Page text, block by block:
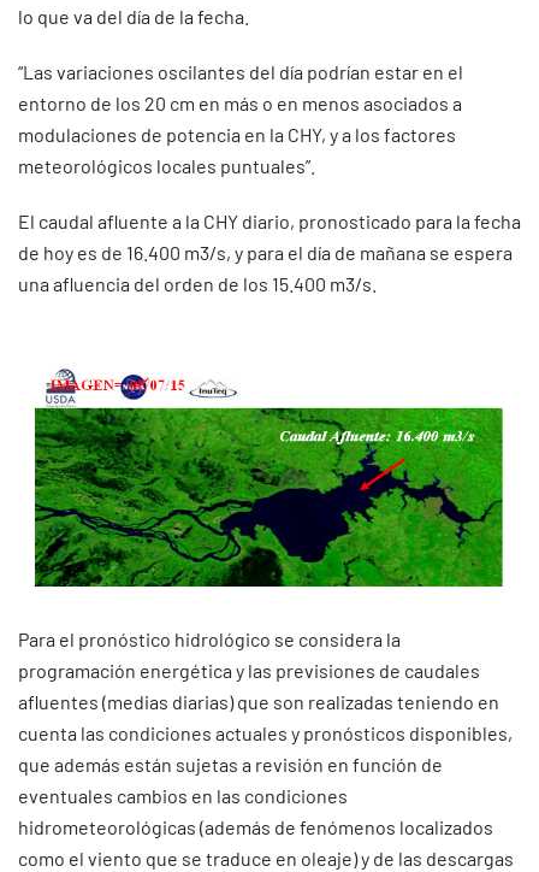
lo que va del día de la fecha.
“Las variaciones oscilantes del día podrían estar en el
entorno de los 20 cm en más o en menos asociados a
modulaciones de potencia en la CHY, y a los factores
meteorológicos locales puntuales”.
El caudal afluente a la CHY diario, pronosticado para la fecha
de hoy es de 16.400 m3/s, y para el día de mañana se espera
una afluencia del orden de los 15.400 m3/s.
Para el pronóstico hidrológico se considera la
programación energética y las previsiones de caudales
afluentes (medias diarias) que son realizadas teniendo en
cuenta las condiciones actuales y pronósticos disponibles,
que además están sujetas a revisión en función de
eventuales cambios en las condiciones
hidrometeorológicas (además de fenómenos localizados
como el viento que se traduce en oleaje) y de las descargas